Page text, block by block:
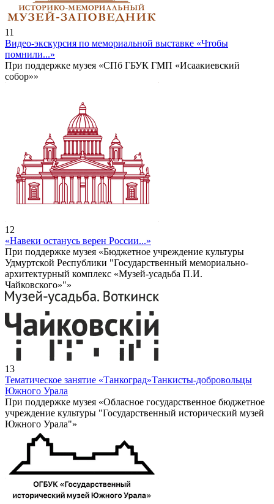
11
Видео-экскурсия по мемориальной выставке «Чтобы
помнили...»
При поддержке музея «СПб ГБУК ГМП «Исаакиевский
собор»»
12
«Навеки останусь верен России...»
При поддержке музея «Бюджетное учреждение культуры
Удмуртской Республики "Государственный мемориально-
архитектурный комплекс «Музей-усадьба П.И.
Чайковского»"»
13
Тематическое занятие «Танкоград»Танкисты-добровольцы
Южного Урала
При поддержке музея «Обласное государственное бюджетное
учреждение культуры "Государственный исторический музей
Южного Урала"»